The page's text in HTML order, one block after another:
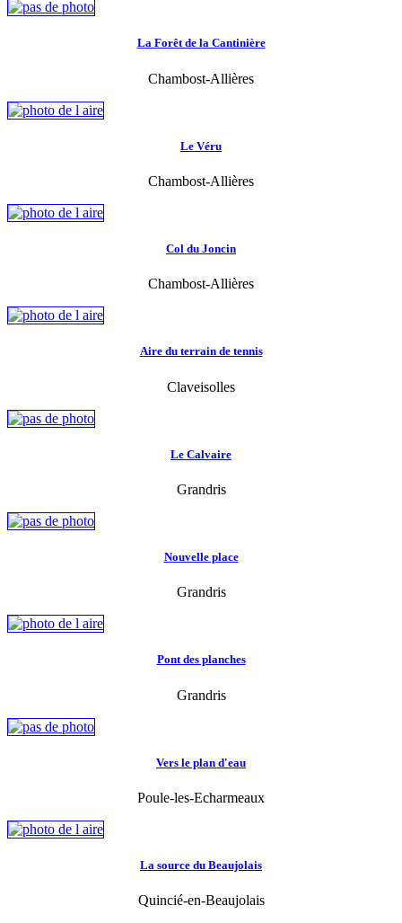
La Forêt de la Cantinière
Chambost-Allières
Le Véru
Chambost-Allières
Col du Joncin
Chambost-Allières
Aire du terrain de tennis
Claveisolles
Le Calvaire
Grandris
Nouvelle place
Grandris
Pont des planches
Grandris
Vers le plan d'eau
Poule-les-Echarmeaux
La source du Beaujolais
Quincié-en-Beaujolais